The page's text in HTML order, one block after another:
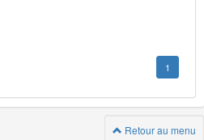
1
Retour au menu